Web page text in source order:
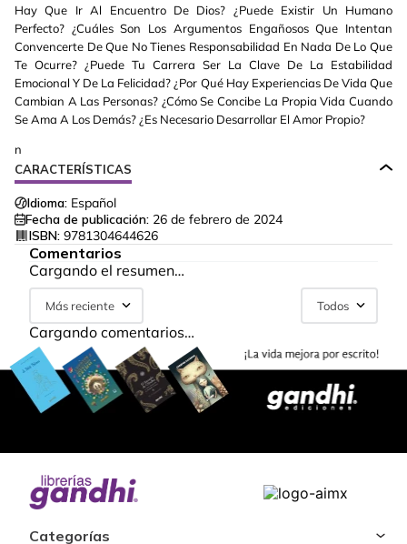
Hay Que Ir Al Encuentro De Dios? ¿Puede Existir Un Humano
Perfecto? ¿Cuáles Son Los Argumentos Engañosos Que Intentan
Convencerte De Que No Tienes Responsabilidad En Nada De Lo Que
Te Ocurre? ¿Puede Tu Carrera Ser La Clave De La Estabilidad
Emocional Y De La Felicidad? ¿Por Qué Hay Experiencias De Vida Que
Cambian A Las Personas? ¿Cómo Se Concibe La Propia Vida Cuando
Se Ama A Los Demás? ¿Es Necesario Desarrollar El Amor Propio?
n
CARACTERÍSTICAS
Idioma: Español
Fecha de publicación: 26 de febrero de 2024
ISBN: 9781304644626
Comentarios
Cargando el resumen…
Más reciente Todos
Cargando comentarios…
Categorías